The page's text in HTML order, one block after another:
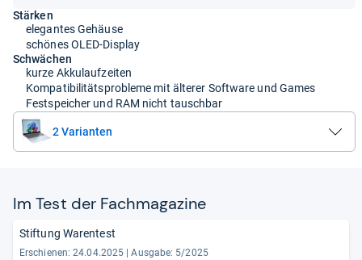
Stärken
elegantes Gehäuse
schönes OLED-Display
Schwächen
kurze Akkulaufzeiten
Kompatibilitätsprobleme mit älterer Software und Games
Festspeicher und RAM nicht tauschbar
2 Varianten
Im Test der Fach­ma­ga­zine
Stiftung Warentest
Erschienen: 24.04.2025 | Ausgabe: 5/2025